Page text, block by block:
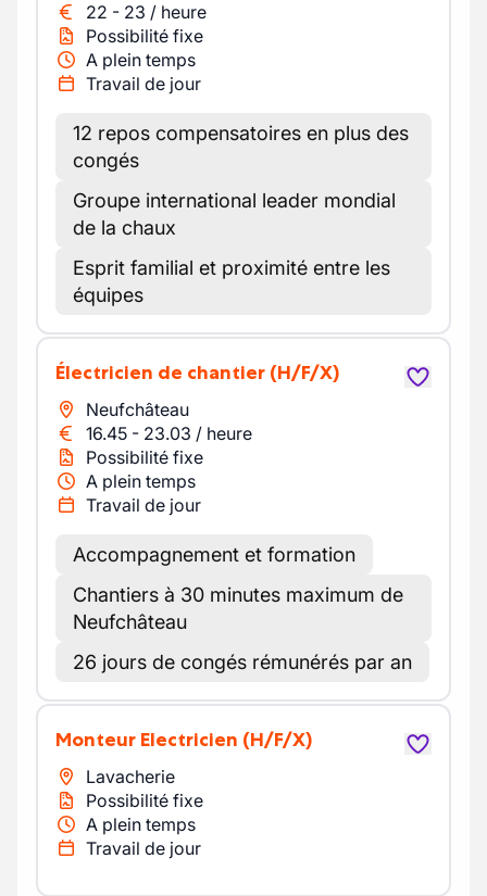
22 - 23 / heure
Possibilité fixe
A plein temps
Travail de jour
12 repos compensatoires en plus des
congés
Groupe international leader mondial
de la chaux
Esprit familial et proximité entre les
équipes
Électricien de chantier (H/F/X)
Neufchâteau
16.45 - 23.03 / heure
Possibilité fixe
A plein temps
Travail de jour
Accompagnement et formation
Chantiers à 30 minutes maximum de
Neufchâteau
26 jours de congés rémunérés par an
Monteur Electricien (H/F/X)
Lavacherie
Possibilité fixe
A plein temps
Travail de jour